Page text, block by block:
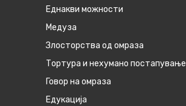
Eднакви можности
Медуза
Злосторства од омраза
Тортура и нехумано постапување
Говор на омраза
Едукација